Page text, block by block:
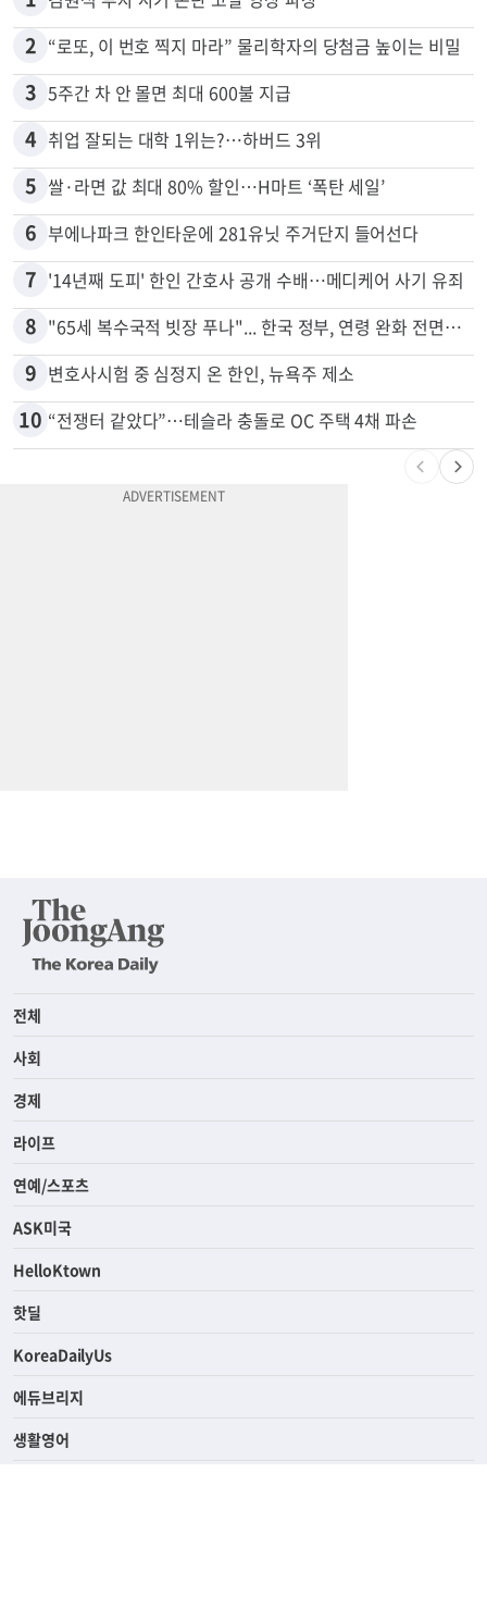
많이 본 뉴스
1 김원석 투자 사기 논란 고발 영상 파장
2 “로또, 이 번호 찍지 마라” 물리학자의 당첨금 높이는 비밀
3 5주간 차 안 몰면 최대 600불 지급
4 취업 잘되는 대학 1위는?…하버드 3위
5 쌀·라면 값 최대 80% 할인…H마트 ‘폭탄 세일’
6 부에나파크 한인타운에 281유닛 주거단지 들어선다
7 '14년째 도피' 한인 간호사 공개 수배…메디케어 사기 유죄
8
9 변호사시험 중 심정지 온 한인, 뉴욕주 제소
“전쟁터 같았다”…테슬라 충돌로 OC 주택 4채 파손
전체
사회
경제
라이프
연예/스포츠
ASK미국
HelloKtown
핫딜
KoreaDailyUs
에듀브리지